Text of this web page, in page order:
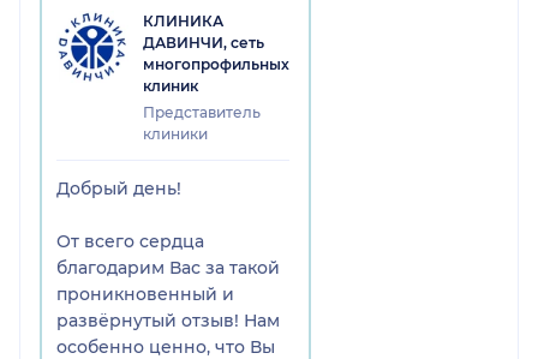
прошла долгое, но очень
эффективное лечение. Всем
знакомым ее рекомендовала
и после обращения к ней,
все меня очень благодарили.
Доктор с большой буквы,
взрослым и детям. Она
ей , от всего сердца
благодарю, после ее лечения
я зажила новой жизнью - без
боли и мучений.
КЛИНИКА
ДАВИНЧИ, сеть
многопрофильных
клиник
Представитель
клиники
Добрый день!
От всего сердца
благодарим Вас за такой
проникновенный и
развёрнутый отзыв! Нам
особенно ценно, что Вы